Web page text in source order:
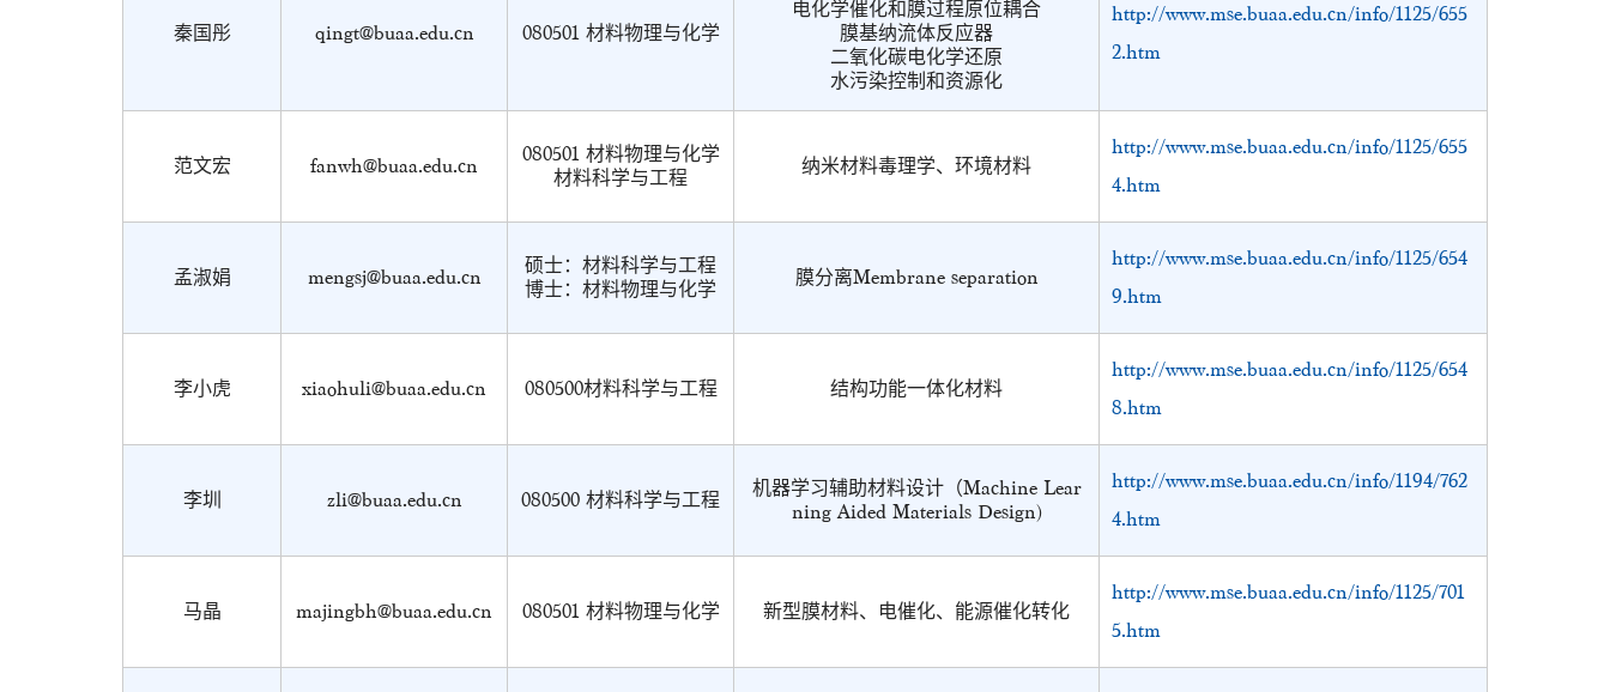
秦国彤 qingt@buaa.edu.cn 080501 材料物理与化学
电化学催化和膜过程原位耦合
膜基纳流体反应器
二氧化碳电化学还原
水污染控制和资源化
http://www.mse.buaa.edu.cn/info/1125/655
2.htm
范文宏 fanwh@buaa.edu.cn
080501 材料物理与化学
材料科学与工程
纳米材料毒理学、环境材料
http://www.mse.buaa.edu.cn/info/1125/655
4.htm
孟淑娟 mengsj@buaa.edu.cn
硕士：材料科学与工程
博士：材料物理与化学
膜分离Membrane separation
http://www.mse.buaa.edu.cn/info/1125/654
9.htm
李小虎 xiaohuli@buaa.edu.cn 080500材料科学与工程 结构功能一体化材料
http://www.mse.buaa.edu.cn/info/1125/654
8.htm
李圳 zli@buaa.edu.cn 080500 材料科学与工程
机器学习辅助材料设计（Machine Lear
ning Aided Materials Design)
http://www.mse.buaa.edu.cn/info/1194/762
4.htm
马晶 majingbh@buaa.edu.cn 080501 材料物理与化学 新型膜材料、电催化、能源催化转化
http://www.mse.buaa.edu.cn/info/1125/701
5.htm